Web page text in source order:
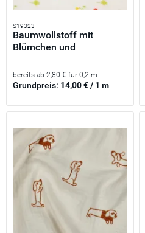
S19323
Baumwollstoff mit
Blümchen und
bereits ab 2,80 € für 0,2 m
Grundpreis: 14,00 € / 1 m